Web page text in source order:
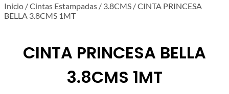
Inicio /Cintas Estampadas / 3.8CMS /CINTA PRINCESA
BELLA 3.8CMS 1MT
CINTA PRINCESA BELLA
3.8CMS 1MT